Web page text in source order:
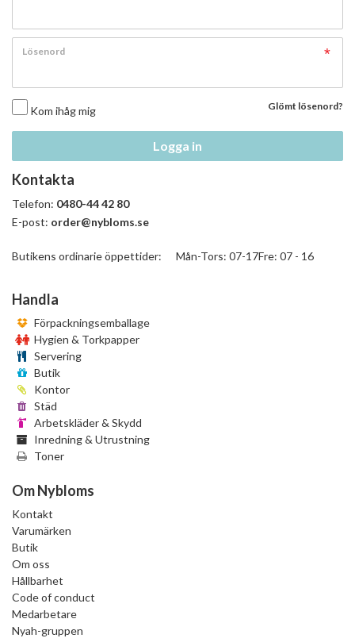
Lösenord
Kom ihåg mig Glömt lösenord?
Logga in
Kontakta
Telefon: 0480-44 42 80
E-post: order@nybloms.se
Butikens ordinarie öppettider: Mån-Tors: 07-17Fre: 07 - 16
Handla
Förpackningsemballage
Hygien & Torkpapper
Servering
Butik
Kontor
Städ
Arbetskläder & Skydd
Inredning & Utrustning
Toner
Om Nybloms
Kontakt
Varumärken
Butik
Om oss
Hållbarhet
Code of conduct
Medarbetare
Nyah-gruppen